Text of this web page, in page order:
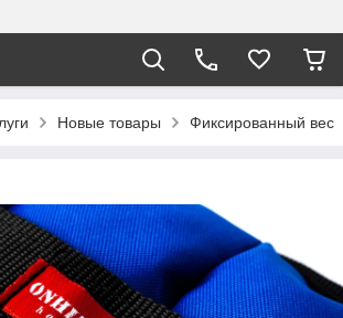
Новые товары Фиксированный вес